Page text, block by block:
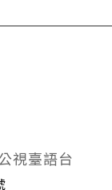
視臺語台